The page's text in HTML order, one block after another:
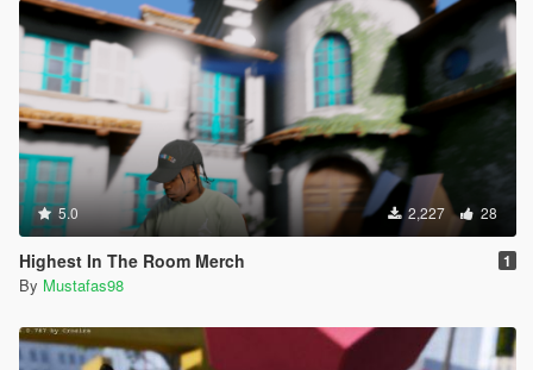
5.0 2,227 28
Highest In The Room Merch 1
By Mustafas98